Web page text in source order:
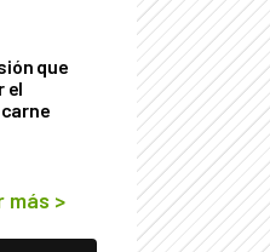
que
el
más >